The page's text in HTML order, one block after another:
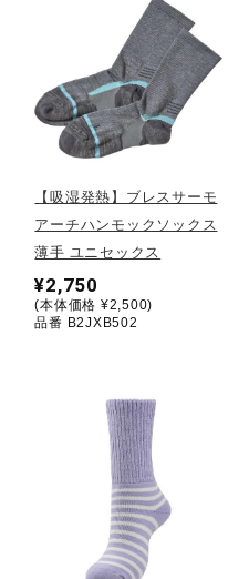
ジュニア／キッズ
メディカル
コラボ／ライセンス
セール
サポート
直営店一覧
【吸湿発熱】ブレスサーモ
アーチハンモックソックス
薄手 ユニセックス
¥2,750
(本体価格 ¥2,500)
品番 B2JXB502